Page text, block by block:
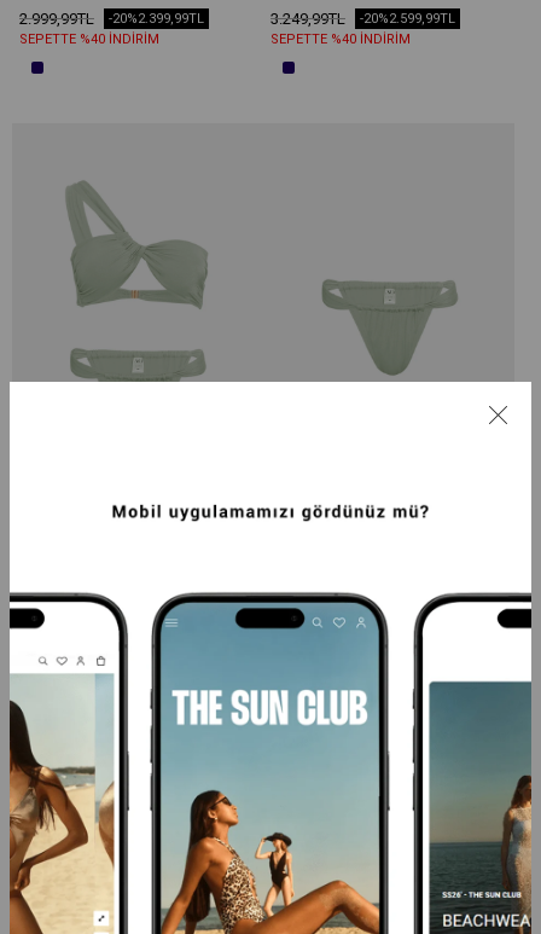
2.999,99TL 2.399,99TL
-20%
SEPETTE %40 İNDİRİM
3.249,99TL 2.599,99TL
-20%
SEPETTE %40 İNDİRİM
PREMIUM TEK OMUZ JUNO SLIM FIT
PREMIUM JUNO SLIM FIT KADIN BIKINI